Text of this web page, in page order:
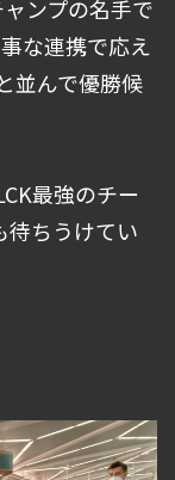
ンプの名手で
な連携で応え
並んで優勝候
最強のチー
待ちうけてい